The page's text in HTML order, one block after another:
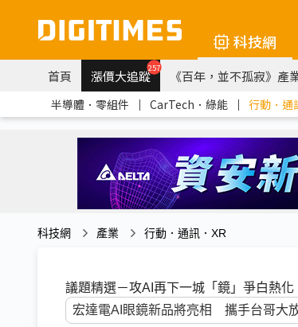
科技網
首頁 漲價大追蹤257 《百年，並不孤寂》產
半導體．零組件 ｜ CarTech．綠能 ｜ 行動．通
科技網 產業 行動．通訊．XR
議題精選－攻AI再下一城「鏡」爭白熱化